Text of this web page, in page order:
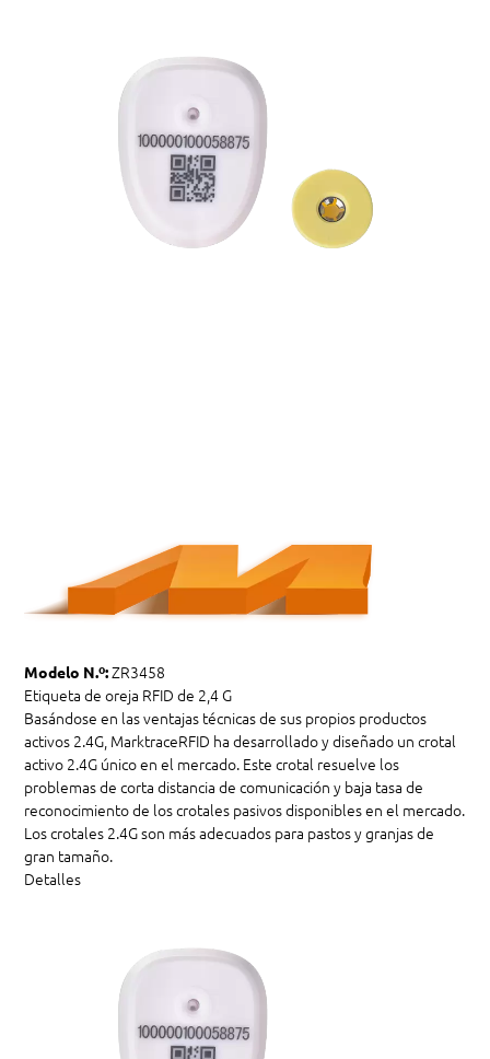
Modelo N.º:ZR3458
Etiqueta de oreja RFID de 2,4 G
Basándose en las ventajas técnicas de sus propios productos
activos 2.4G, MarktraceRFID ha desarrollado y diseñado un crotal
activo 2.4G único en el mercado. Este crotal resuelve los
problemas de corta distancia de comunicación y baja tasa de
reconocimiento de los crotales pasivos disponibles en el mercado.
Los crotales 2.4G son más adecuados para pastos y granjas de
gran tamaño.
Detalles